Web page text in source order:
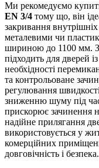
Ми рекомедуємо
EN 3/4 тому що, він
закривання
металевими чи
шириною до 1100 мм.
підходить для дверей
необхідності
та контрольоване
регулювання
зниженню шуму під час
прискорює зачинення
надійне прилягання
використовується у
комерційних
довговічність і безпека.